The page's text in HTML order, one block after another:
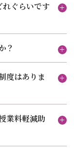
ぐらいです
？
度はありま
業料軽減助